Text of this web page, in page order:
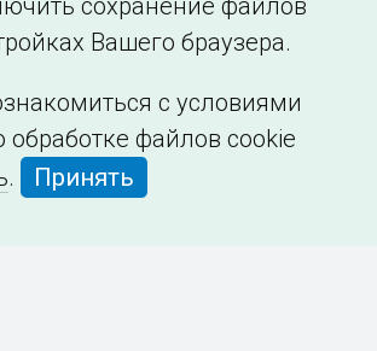
сохранение файлов
Вашего браузера.
с условиями
обработке файлов cookie
. Принять